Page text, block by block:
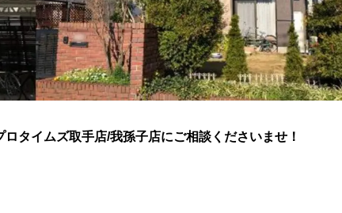
タイムズ取手店/我孫子店にご相談くださいませ！